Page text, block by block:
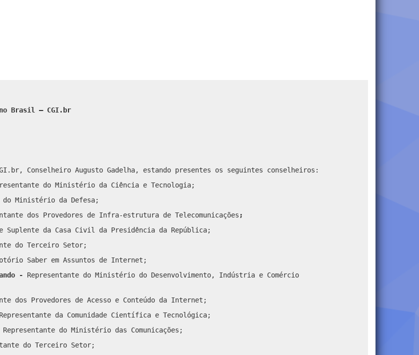
Brasil – CGI.br
Conselheiro Augusto Gadelha, estando presentes os seguintes conselheiros:
do Ministério da Ciência e Tecnologia;
do Ministério da Defesa;
dos Provedores de Infra-estrutura de Telecomunicações ;
Suplente da Casa Civil da Presidência da República;
do Terceiro Setor;
Saber em Assuntos de Internet;
-
Representante do Ministério do Desenvolvimento, Indústria e Comércio
dos Provedores de Acesso e Conteúdo da Internet;
da Comunidade Científica e Tecnológica;
Representante do Ministério das Comunicações;
do Terceiro Setor;